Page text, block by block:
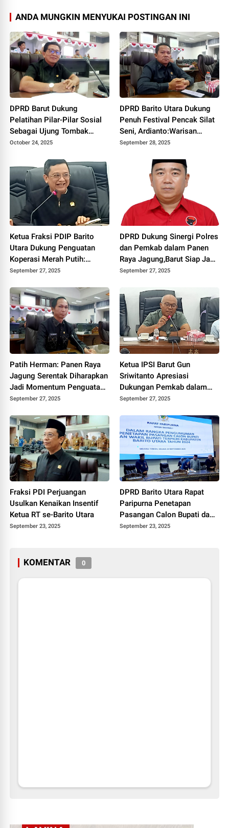
ANDA MUNGKIN MENYUKAI POSTINGAN INI
DPRD Barut Dukung
Pelatihan Pilar-Pilar Sosial
Sebagai Ujung Tombak
Pelayanan Kesejahteraan
October 24, 2025
DPRD Barito Utara Dukung
Penuh Festival Pencak Silat
Seni, Ardianto:Warisan
Budaya Harus Terus Dijaga
September 28, 2025
Ketua Fraksi PDIP Barito
Utara Dukung Penguatan
Koperasi Merah Putih:
Dorong Kemandirian
September 27, 2025
DPRD Dukung Sinergi Polres
dan Pemkab dalam Panen
Raya Jagung,Barut Siap Jadi
Lumbung Pangan Kalteng
September 27, 2025
Patih Herman: Panen Raya
Jagung Serentak Diharapkan
Jadi Momentum Penguatan
Ketahanan Pangan Barut
September 27, 2025
Ketua IPSI Barut Gun
Sriwitanto Apresiasi
Dukungan Pemkab dalam
Festival Pencak Silat Bupati
September 27, 2025
Fraksi PDI Perjuangan
Usulkan Kenaikan Insentif
Ketua RT se-Barito Utara
September 23, 2025
DPRD Barito Utara Rapat
Paripurna Penetapan
Pasangan Calon Bupati dan
Wakil Bupati Terpilih 2024
September 23, 2025
KOMENTAR 0